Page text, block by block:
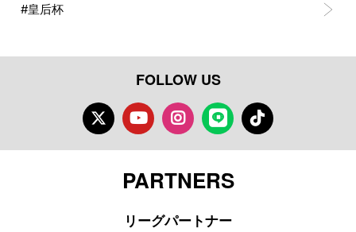
#皇后杯
FOLLOW US
TwitterYoutubeInstagram
LINE TikTok
PARTNERS
リーグパートナー